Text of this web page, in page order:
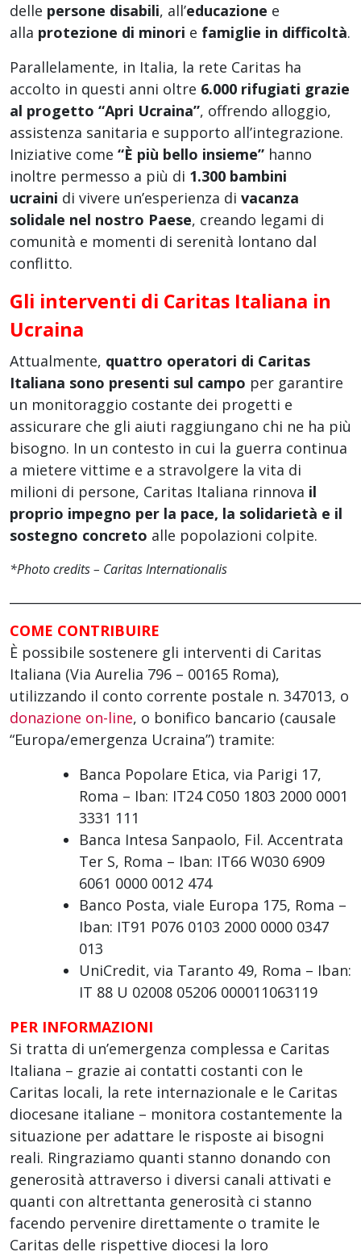
delle persone disabili, all’educazione e
alla protezione di minori e famiglie in difficoltà.
Parallelamente, in Italia, la rete Caritas ha
accolto in questi anni oltre 6.000 rifugiati grazie
al progetto “Apri Ucraina”, offrendo alloggio,
assistenza sanitaria e supporto all’integrazione.
Iniziative come “È più bello insieme” hanno
inoltre permesso a più di 1.300 bambini
ucraini di vivere un’esperienza di vacanza
solidale nel nostro Paese, creando legami di
comunità e momenti di serenità lontano dal
conflitto.
Gli interventi di Caritas Italiana in
Ucraina
Attualmente, quattro operatori di Caritas
Italiana sono presenti sul campo per garantire
un monitoraggio costante dei progetti e
assicurare che gli aiuti raggiungano chi ne ha più
bisogno. In un contesto in cui la guerra continua
a mietere vittime e a stravolgere la vita di
milioni di persone, Caritas Italiana rinnova il
proprio impegno per la pace, la solidarietà e il
sostegno concreto alle popolazioni colpite.
*Photo credits – Caritas Internationalis
COME CONTRIBUIRE
È possibile sostenere gli interventi di Caritas
Italiana (Via Aurelia 796 – 00165 Roma),
utilizzando il conto corrente postale n. 347013, o
donazione on-line, o bonifico bancario (causale
“Europa/emergenza Ucraina”) tramite:
Banca Popolare Etica, via Parigi 17,
Roma – Iban: IT24 C050 1803 2000 0001
3331 111
Banca Intesa Sanpaolo, Fil. Accentrata
Ter S, Roma – Iban: IT66 W030 6909
6061 0000 0012 474
Banco Posta, viale Europa 175, Roma –
Iban: IT91 P076 0103 2000 0000 0347
013
UniCredit, via Taranto 49, Roma – Iban:
IT 88 U 02008 05206 000011063119
PER INFORMAZIONI
Si tratta di un’emergenza complessa e Caritas
Italiana – grazie ai contatti costanti con le
Caritas locali, la rete internazionale e le Caritas
diocesane italiane – monitora costantemente la
situazione per adattare le risposte ai bisogni
reali. Ringraziamo quanti stanno donando con
generosità attraverso i diversi canali attivati e
quanti con altrettanta generosità ci stanno
facendo pervenire direttamente o tramite le
Caritas delle rispettive diocesi la loro